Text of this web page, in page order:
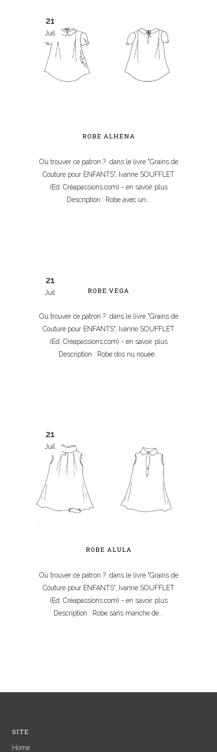
21
Juil
ROBE ALHENA
Où trouver ce patron ? dans le livre "Grains de
Couture pour ENFANTS", Ivanne SOUFFLET
(Ed. Créapassions.com) - en savoir plus
Description : Robe avec un...
21
Juil ROBE VEGA
Où trouver ce patron ? dans le livre "Grains de
Couture pour ENFANTS", Ivanne SOUFFLET
(Ed. Créapassions.com) - en savoir plus
Description : Robe dos nu nouée...
21
Juil
ROBE ALULA
Où trouver ce patron ? dans le livre "Grains de
Couture pour ENFANTS", Ivanne SOUFFLET
(Ed. Créapassions.com) - en savoir plus
Description : Robe sans manche de...
SITE
Home